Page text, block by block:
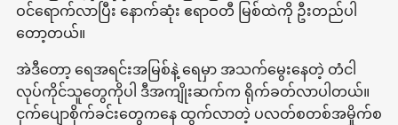
ဝင်ရောက်လာပြီး နောက်ဆုံး ဧရာဝတီ မြစ်ထဲကို ဦးတည်ပါ
တော့တယ်။
အဲဒီတော့ ရေအရင်းအမြစ်နဲ့ ရေမှာ အသက်မွေးနေတဲ့ တံငါ
လုပ်ကိုင်သူတွေကိုပါ ဒီအကျိုးဆက်က ရိုက်ခတ်လာပါတယ်။
ငှက်ပျောစိုက်ခင်းတွေကနေ ထွက်လာတဲ့ ပလတ်စတစ်အမှိုက်စ